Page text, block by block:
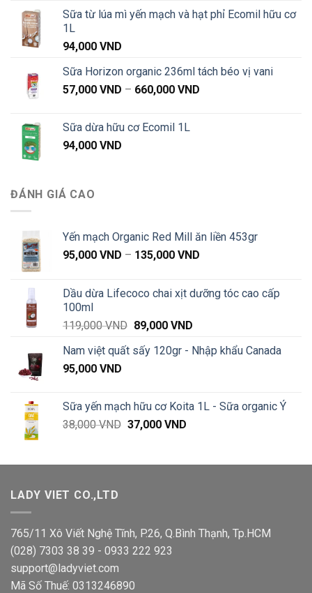
Sữa từ lúa mì yến mạch và hạt phỉ Ecomil hữu cơ
1L
94,000 VND
Sữa Horizon organic 236ml tách béo vị vani
57,000 VND – 660,000 VND
Sữa dừa hữu cơ Ecomil 1L
94,000 VND
ĐÁNH GIÁ CAO
Yến mạch Organic Red Mill ăn liền 453gr
95,000 VND – 135,000 VND
95,000 VND
Dầu dừa Lifecoco chai xịt dưỡng tóc cao cấp
100ml
119,000VND Giá
là:
89,000 VNDGiá
tại
Nam việt quất sấy 120gr - Nhập khẩu Canada
95,000 VND
Sữa yến mạch hữu cơ Koita 1L - Sữa organic Ý
38,000VND Giá
38,000 VND.
37,000 VNDGiá
là:
LADY VIET CO.,LTD
765/11 Xô Viết Nghệ Tĩnh, P.26, Q.Bình Thạnh, Tp.HCM
(028) 7303 38 39 - 0933 222 923
support@ladyviet.com
Mã Số Thuế: 0313246890